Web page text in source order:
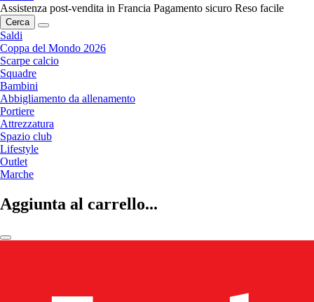
Assistenza post-vendita in Francia Pagamento sicuro Reso facile
Cerca
Saldi
Coppa del Mondo 2026
Scarpe calcio
Squadre
Bambini
Abbigliamento da allenamento
Portiere
Attrezzatura
Spazio club
Lifestyle
Outlet
Marche
Aggiunta al carrello...